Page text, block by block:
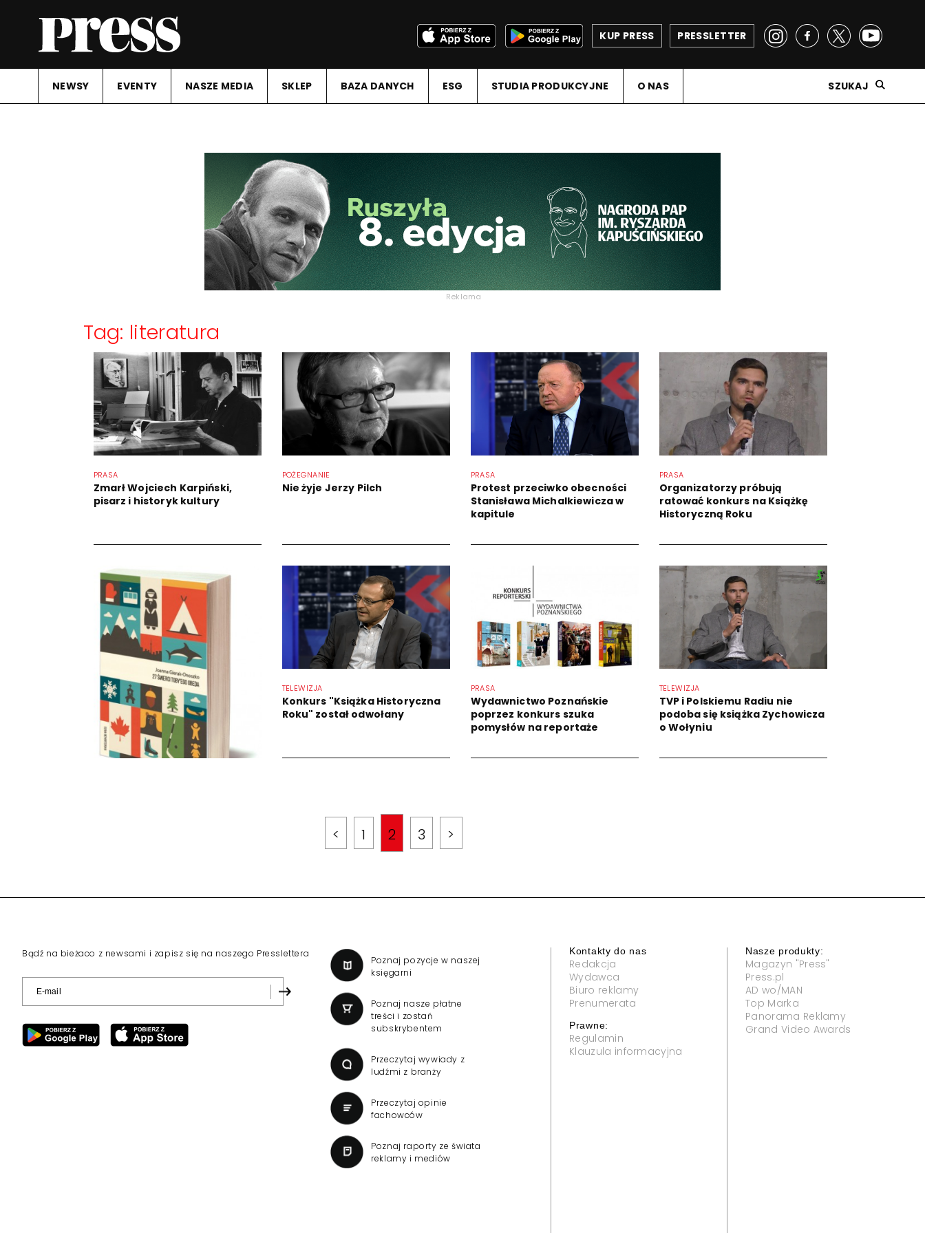
PRESSLETTER
KUP PRESS
NEWSY EVENTY NASZE MEDIA SKLEP BAZA DANYCH ESG STUDIA PRODUKCYJNE O NAS SZUKAJ
Reklama
Tag: literatura
PRASA
Zmarł Wojciech Karpiński,
pisarz i historyk kultury
POŻEGNANIE
Nie żyje Jerzy Pilch
PRASA
Protest przeciwko obecności
Stanisława Michalkiewicza w
kapitule
PRASA
Organizatorzy próbują
ratować konkurs na Książkę
Historyczną Roku
TELEWIZJA
Konkurs "Książka Historyczna
Roku" został odwołany
PRASA
Wydawnictwo Poznańskie
poprzez konkurs szuka
pomysłów na reportaże
TELEWIZJA
TVP i Polskiemu Radiu nie
podoba się książka Zychowicza
o Wołyniu
< 1 2 3 >
Bądź na bieżaco z newsami i zapisz się na naszego Presslettera
Poznaj pozycje w naszej
księgarni
Poznaj nasze płatne
treści i zostań
subskrybentem
Przeczytaj wywiady z
ludźmi z branży
Przeczytaj opinie
fachowców
Poznaj raporty ze świata
reklamy i mediów
Kontakty do nas
Redakcja
Wydawca
Biuro reklamy
Prenumerata
Prawne:
Regulamin
Klauzula informacyjna
Nasze produkty:
Magazyn "Press"
Press.pl
AD wo/MAN
Top Marka
Panorama Reklamy
Grand Video Awards